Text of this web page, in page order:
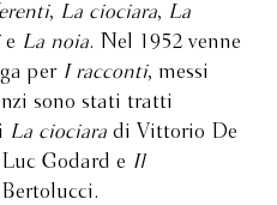
, La ciociara, La
e La noia. Nel 1952 venne
per I racconti, messi
sono stati tratti
La ciociara di Vittorio De
Godard e Il